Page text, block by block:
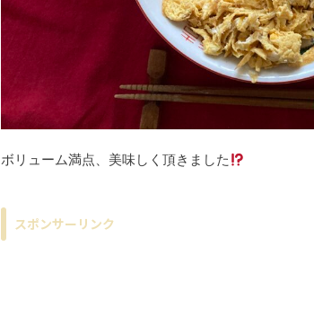
ボリューム満点、美味しく頂きました
スポンサーリンク